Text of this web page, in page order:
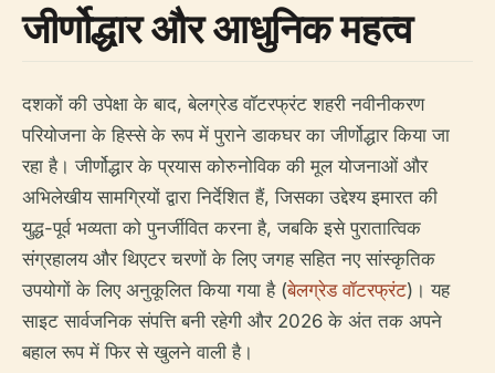
जीर्णोद्धार और आधुनिक महत्व
दशकों की उपेक्षा के बाद, बेलग्रेड वॉटरफ्रंट शहरी नवीनीकरण
परियोजना के हिस्से के रूप में पुराने डाकघर का जीर्णोद्धार किया जा
रहा है। जीर्णोद्धार के प्रयास कोरुनोविक की मूल योजनाओं और
अभिलेखीय सामग्रियों द्वारा निर्देशित हैं, जिसका उद्देश्य इमारत की
युद्ध-पूर्व भव्यता को पुनर्जीवित करना है, जबकि इसे पुरातात्विक
संग्रहालय और थिएटर चरणों के लिए जगह सहित नए सांस्कृतिक
उपयोगों के लिए अनुकूलित किया गया है (बेलग्रेड वॉटरफ्रंट)। यह
साइट सार्वजनिक संपत्ति बनी रहेगी और 2026 के अंत तक अपने
बहाल रूप में फिर से खुलने वाली है।